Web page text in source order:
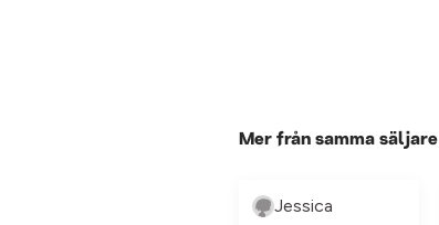
Mer från samma säljare
Jessica